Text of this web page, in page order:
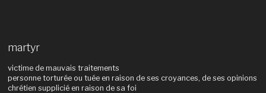
martyr
victime de mauvais traitements
personne torturée ou tuée en raison de ses croyances, de ses opinions
chrétien supplicié en raison de sa foi